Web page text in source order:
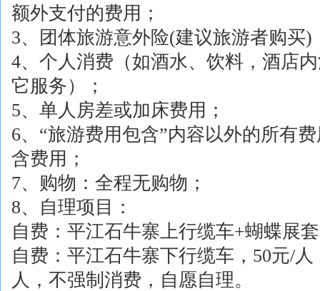
额外支付的费用；
3、团体旅游意外险(建议旅游者购买)
4、个人消费（如酒水、饮料，酒店
它服务）；
5、单人房差或加床费用；
6、“旅游费用包含”内容以外的所有
含费用；
7、购物：全程无购物；
8、自理项目：
自费：平江石牛寨上行缆车+蝴蝶展
自费：平江石牛寨下行缆车，50元/
人，不强制消费，自愿自理。